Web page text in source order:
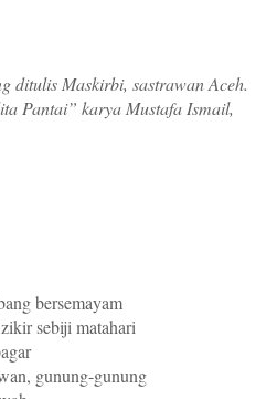
ditulis Maskirbi, sastrawan Aceh.
Pantai” karya Mustafa Ismail,
bersemayam
sebiji matahari
gunung-gunung